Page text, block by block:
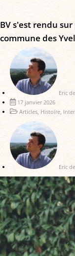
BV s'est rendu
commune des
Eric
17 janvier 2026
Articles Histoire
Eric